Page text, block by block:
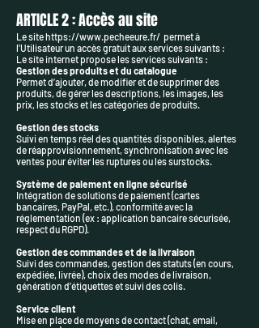
ARTICLE 2 : Accès au site
Le sitehttps://www.pecheeure.fr/ permet à
l'Utilisateur un accès gratuit aux services suivants :
Le site internet propose les services suivants :
Gestion des produits et du catalogue
Permet d’ajouter, de modifier et de supprimer des
produits, de gérer les descriptions, les images, les
prix, les stocks et les catégories de produits.
Gestion des stocks
Suivi en temps réel des quantités disponibles, alertes
de réapprovisionnement, synchronisation avec les
ventes pour éviter les ruptures ou les surstocks.
Système de paiement en ligne sécurisé
Intégration de solutions de paiement (cartes
bancaires, PayPal, etc.), conformité avec la
réglementation (ex : application bancaire sécurisée,
respect du RGPD).
Gestion des commandes et de la livraison
Suivi des commandes, gestion des statuts (en cours,
expédiée, livrée), choix des modes de livraison,
génération d’étiquettes et suivi des colis.
Service client
Mise en place de moyens de contact (chat, email,